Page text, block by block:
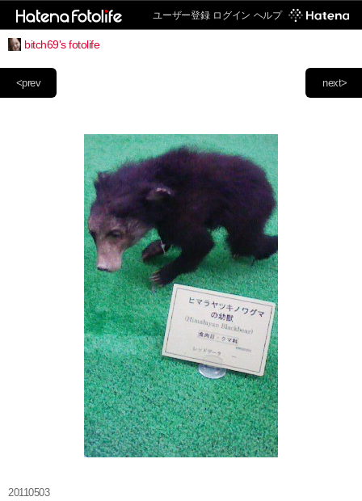
ユーザー登録 ログイン ヘルプ
bitch69's fotolife
next>
<prev
20110503